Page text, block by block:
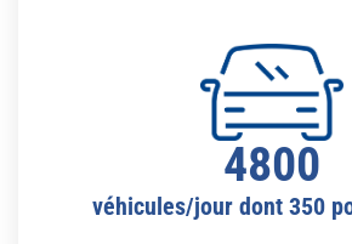
4800
véhicules/jour dont 350